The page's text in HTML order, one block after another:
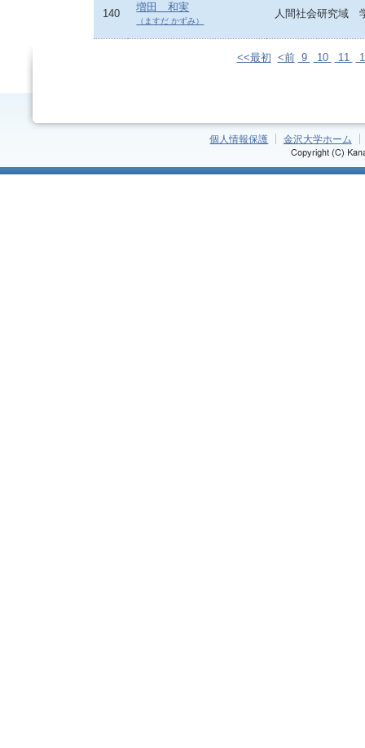
140
増田 和実
（ますだ かずみ）
人間社会研究域
<<最初 <前 9 10 11
個人情報保護 金沢大学ホーム